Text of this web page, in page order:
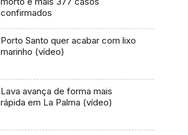
confirmados
Porto Santo quer acabar com lixo
marinho (vídeo)
Lava avança de forma mais
rápida em La Palma (vídeo)